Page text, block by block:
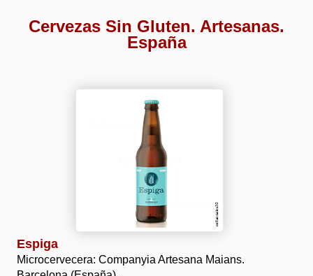
Cervezas Sin Gluten. Artesanas.
España
Espiga
Microcervecera: Companyia Artesana Maians.